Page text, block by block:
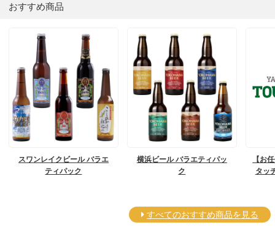
おすすめ商品
スワンレイクビール バラエ
ティパック
横浜ビール バラエティパッ
ク
【お
タッ
すべてのおすすめ商品を見る